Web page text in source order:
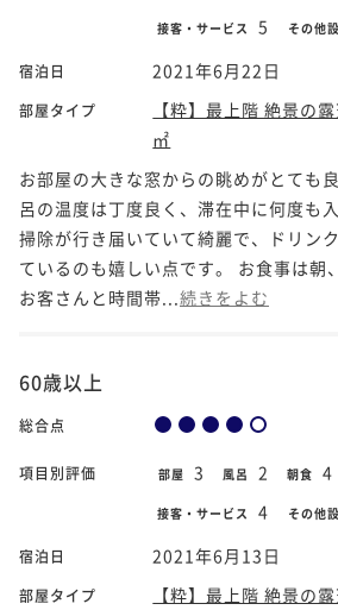
接客・サービス 5 その他
宿泊日 2021年6月22日
部屋タイプ
【粋】最上階 絶景の
㎡
お部屋の大きな窓からの眺めがとても
呂の温度は丁度良く、滞在中に何度も
掃除が行き届いていて綺麗で、ドリン
ているのも嬉しい点です。 お食事は朝
お客さんと時間帯... 続きをよむ
60歳以上
総合点
項目別評価 部屋 3 風呂 2 朝食 4
接客・サービス 4 その他
宿泊日 2021年6月13日
部屋タイプ
【粋】最上階 絶景の